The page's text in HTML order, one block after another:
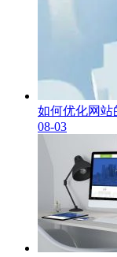
如何优化网站
08-03